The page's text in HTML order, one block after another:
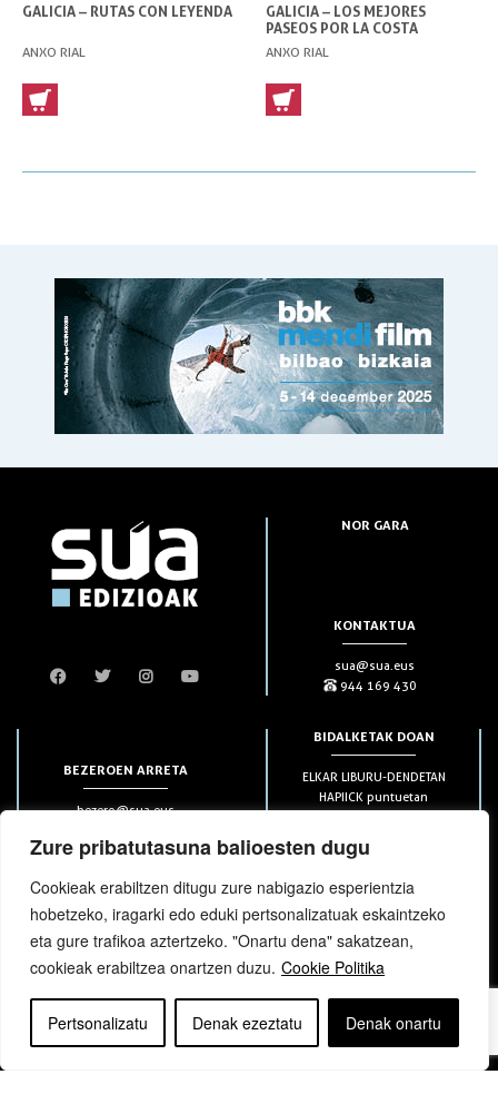
Zure pribatutasuna balioesten dugu
Cookieak erabiltzen ditugu zure nabigazio esperientzia
hobetzeko, iragarki edo eduki pertsonalizatuak eskaintzeko
eta gure trafikoa aztertzeko. "Onartu dena" sakatzean,
cookieak erabiltzea onartzen duzu. Cookie Politika
Pertsonalizatu Denak ezeztatu Denak onartu
GALICIA – RUTAS CON LEYENDA
ANXO RIAL
GALICIA – LOS MEJORES
PASEOS POR LA COSTA
GALLEGA
ANXO RIAL
NOR GARA
KONTAKTUA
sua@sua.eus
944 169 430
BEZEROEN ARRETA
bezero@sua.eus
HARPIDETZAK
BIDALKETAK DOAN
ELKAR LIBURU-DENDETAN
HAPIICK puntuetan